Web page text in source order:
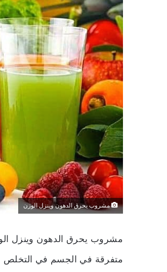
مشروب يحرق الدهون وينزل الوزن
مشروب يحرق الدهون وينزل
متفرقة في الجسم في التخلص